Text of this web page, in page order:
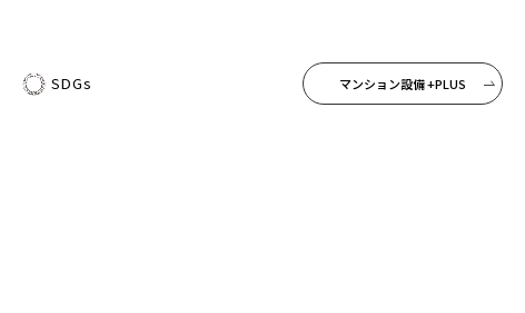
SDGs マンション設備 +PLUS